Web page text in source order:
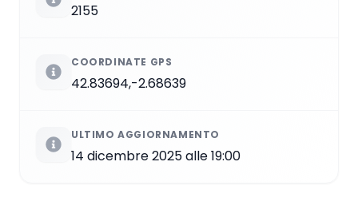
2155
COORDINATE GPS
42.83694,-2.68639
ULTIMO AGGIORNAMENTO
14 dicembre 2025 alle 19:00